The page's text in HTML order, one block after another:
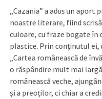
„Cazania” a adus un
noastre literare, fiind
culoare, cu fraze bogate
plastice. Prin conținutul ei,
„Cartea românească de
o răspândire mult mai
românească veche,
și a preoților, ci chiar a